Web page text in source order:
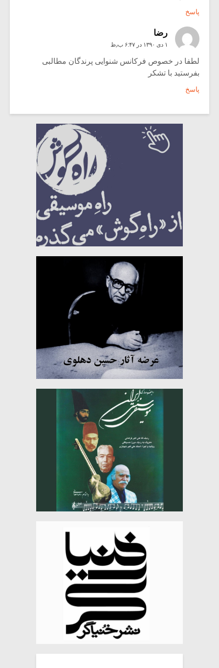
پاسخ
رضا
۱ دی ۱۳۹۰ در ۶:۴۷ ب٫ظ
لطفا در خصوص فرکانس شنوایی پرندگان مطالبی
بفرستید با تشکر
پاسخ